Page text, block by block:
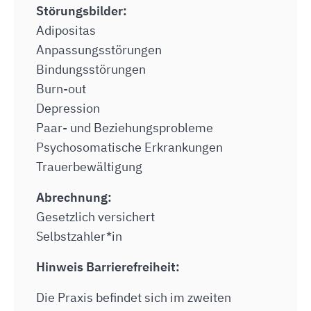
Störungsbilder:
Adipositas
Anpassungsstörungen
Bindungsstörungen
Burn-out
Depression
Paar- und Beziehungsprobleme
Psychosomatische Erkrankungen
Trauerbewältigung
Abrechnung:
Gesetzlich versichert
Selbstzahler*in
Hinweis Barrierefreiheit:
Die Praxis befindet sich im zweiten